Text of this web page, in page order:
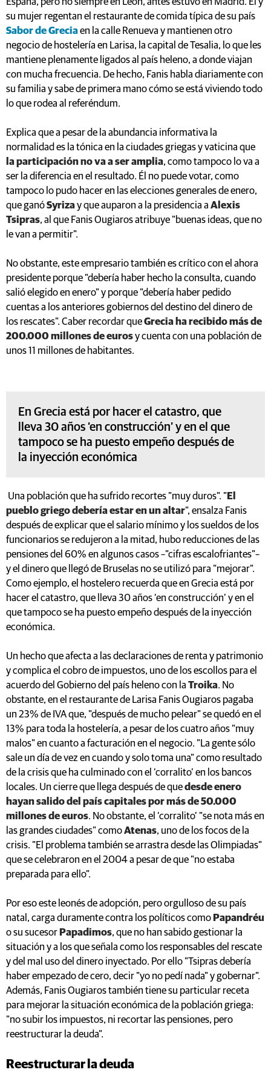
su mujer regentan el restaurante de comida típica de su país
Sabor de Greciaen la calle Renueva y mantienen otro
negocio de hostelería en Larisa, la capital de Tesalia, lo que les
mantiene plenamente ligados al país heleno, a donde viajan
con mucha frecuencia. De hecho, Fanis habla diariamente con
su familia y sabe de primera mano cómo se está viviendo todo
lo que rodea al referéndum.
Explica que a pesar de la abundancia informativa la
normalidad es la tónica en la ciudades griegas y vaticina que
la participación no va a ser amplia, como tampoco lo va a
ser la diferencia en el resultado. Él no puede votar, como
tampoco lo pudo hacer en las elecciones generales de enero,
que ganóSyrizay que auparon a la presidencia a Alexis
Tsipras, al que Fanis Ougiaros atribuye "buenas ideas, que no
le van a permitir".
No obstante, este empresario también es crítico con el ahora
presidente porque "debería haber hecho la consulta, cuando
salió elegido en enero" y porque "debería haber pedido
cuentas a los anteriores gobiernos del destino del dinero de
los rescates". Caber recordar queGrecia ha recibido más de
200.000 millones de eurosy cuenta con una población de
unos 11 millones de habitantes.
En Grecia está por hacer el catastro, que
lleva 30 años ‘en construcción’ y en el que
tampoco se ha puesto empeño después de
la inyección económica
Una población que ha sufrido recortes "muy duros". " El
pueblo griego debería estar en un altar", ensalza Fanis
después de explicar que el salario mínimo y los sueldos de los
funcionarios se redujeron a la mitad, hubo reducciones de las
pensiones del 60% en algunos casos –"cifras escalofriantes"–
y el dinero que llegó de Bruselas no se utilizó para "mejorar".
Como ejemplo, el hostelero recuerda que en Grecia está por
hacer el catastro, que lleva 30 años ‘en construcción’ y en el
que tampoco se ha puesto empeño después de la inyección
económica.
Un hecho que afecta a las declaraciones de renta y patrimonio
y complica el cobro de impuestos, uno de los escollos para el
acuerdo del Gobierno del país heleno con la Troika. No
obstante, en el restaurante de Larisa Fanis Ougiaros pagaba
un 23% de IVA que, "después de mucho pelear" se quedó en el
13% para toda la hostelería, a pesar de los cuatro años "muy
malos" en cuanto a facturación en el negocio. "La gente sólo
sale un día de vez en cuando y solo toma una" como resultado
de la crisis que ha culminado con el ‘corralito’ en los bancos
locales. Un cierre que llega después de quedesde enero
hayan salido del país capitales por más de 50.000
millones de euros. No obstante, el ‘corralito’ "se nota más en
las grandes ciudades" comoAtenas, uno de los focos de la
crisis. "El problema también se arrastra desde las Olimpiadas"
que se celebraron en el 2004 a pesar de que "no estaba
preparada para ello".
Por eso este leonés de adopción, pero orgulloso de su país
natal, carga duramente contra los políticos como Papandréu
o su sucesor Papadimos, que no han sabido gestionar la
situación y a los que señala como los responsables del rescate
y del mal uso del dinero inyectado. Por ello "Tsipras debería
haber empezado de cero, decir "yo no pedí nada" y gobernar".
Además, Fanis Ougiaros también tiene su particular receta
para mejorar la situación económica de la población griega:
"no subir los impuestos, ni recortar las pensiones, pero
reestructurar la deuda".
Reestructurar la deuda